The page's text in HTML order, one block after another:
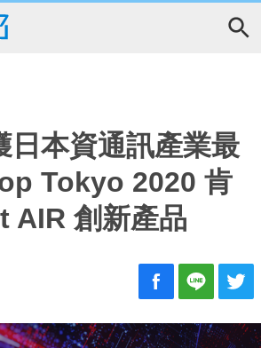
日本資通訊產業最
Tokyo 2020 肯
AIR 創新產品